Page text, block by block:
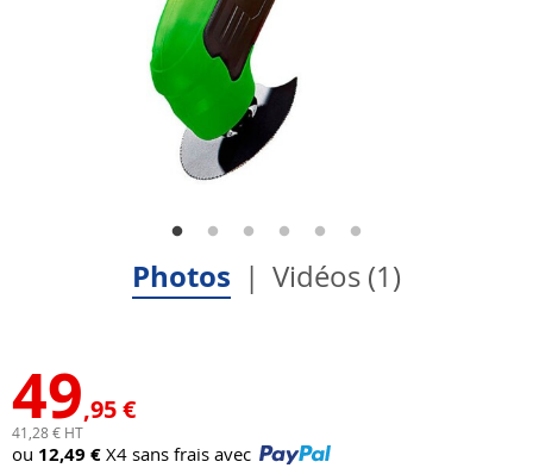
Photos Vidéos (1)
49,95 €
41,28 € HT
ou 12,49 € X4 sans frais avec